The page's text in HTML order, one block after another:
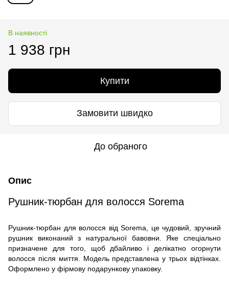
В наявності
1 938 грн
Купити
Замовити швидко
До обраного
Опис
Рушник-тюрбан для волосся Sorema
Рушник-тюрбан для волосся від Sorema, це чудовий, зручний
рушник виконаний з натуральної бавовни. Яке спеціально
призначене для того, щоб дбайливо і делікатно огорнути
волосся після миття. Модель представлена ​​у трьох відтінках.
Оформлено у фірмову подарункову упаковку.